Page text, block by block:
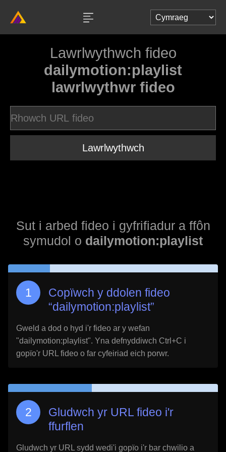
Lawrlwythwch fideo
dailymotion:playlist
lawrlwythwr fideo
Lawrlwythwch
Sut i arbed fideo i gyfrifiadur a ffôn
symudol o dailymotion:playlist
Copïwch y ddolen fideo
“dailymotion:playlist”
Gweld a dod o hyd i'r fideo ar y wefan
"dailymotion:playlist". Yna defnyddiwch Ctrl+C i
gopïo'r URL fideo o far cyfeiriad eich porwr.
Gludwch yr URL fideo i'r
ffurflen
Gludwch yr URL sydd wedi'i gopïo i'r bar chwilio a